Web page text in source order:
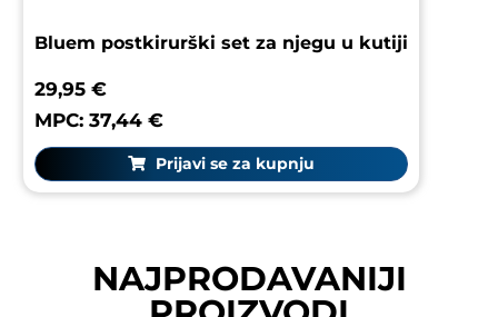
Bluem postkirurški set za njegu u kutiji
29,95 €
MPC: 37,44 €
Prijavi se za kupnju
NAJPRODAVANIJI